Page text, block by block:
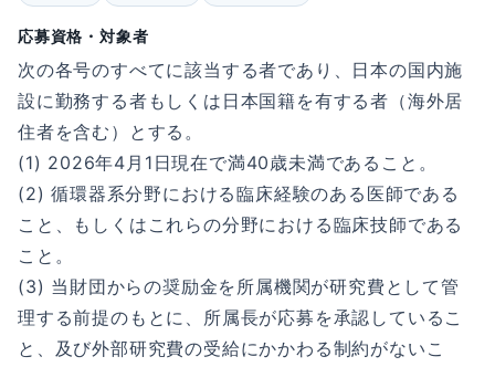
応募資格・対象者
次の各号のすべてに該当する者であり、日本の国内施
設に勤務する者もしくは日本国籍を有する者（海外居
住者を含む）とする。
(1) 2026年4月1日現在で満40歳未満であること。
(2) 循環器系分野における臨床経験のある医師である
こと、もしくはこれらの分野における臨床技師である
こと。
(3) 当財団からの奨励金を所属機関が研究費として管
理する前提のもとに、所属長が応募を承認しているこ
と、及び外部研究費の受給にかかわる制約がないこ